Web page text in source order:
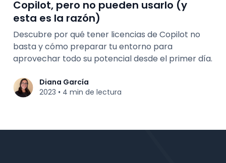
Copilot, pero no pueden usarlo (y
esta es la razón)
Descubre por qué tener licencias de Copilot no
basta y cómo preparar tu entorno para
aprovechar todo su potencial desde el primer día.
Diana García
2023 • 4 min de lectura